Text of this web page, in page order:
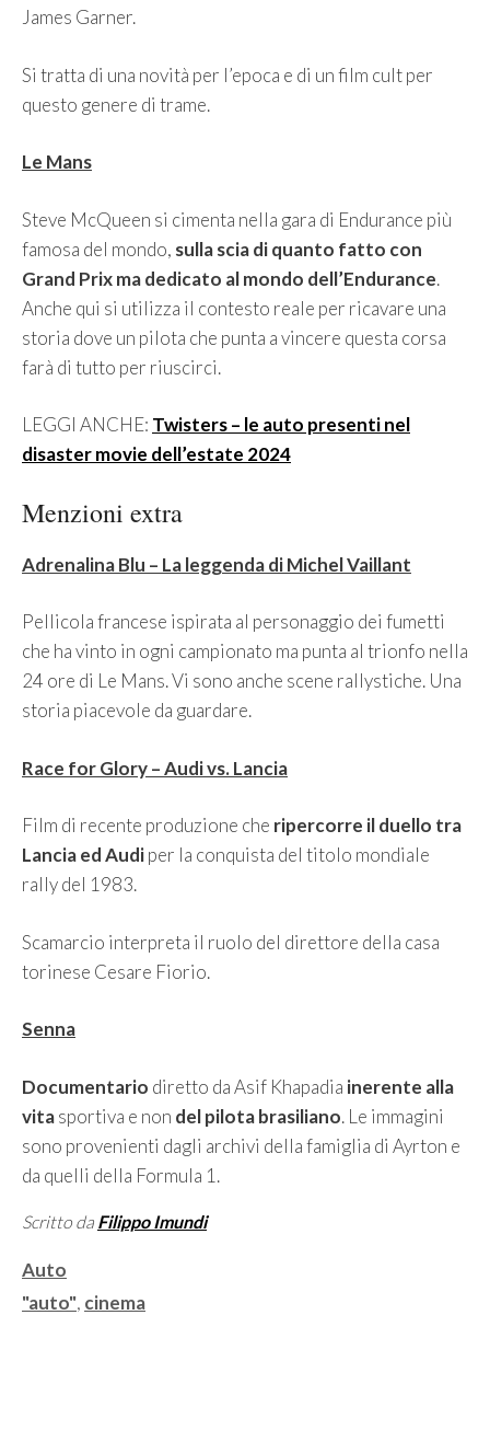
James Garner.
Si tratta di una novità per l’epoca e di un film cult per
questo genere di trame.
Le Mans
Steve McQueen si cimenta nella gara di Endurance più
famosa del mondo, sulla scia di quanto fatto con
Grand Prix ma dedicato al mondo dell’Endurance.
Anche qui si utilizza il contesto reale per ricavare una
storia dove un pilota che punta a vincere questa corsa
farà di tutto per riuscirci.
LEGGI ANCHE: Twisters – le auto presenti nel
disaster movie dell’estate 2024
Menzioni extra
Adrenalina Blu – La leggenda di Michel Vaillant
Pellicola francese ispirata al personaggio dei fumetti
che ha vinto in ogni campionato ma punta al trionfo nella
24 ore di Le Mans. Vi sono anche scene rallystiche. Una
storia piacevole da guardare.
Race for Glory – Audi vs. Lancia
Film di recente produzione che ripercorre il duello tra
Lancia ed Audiper la conquista del titolo mondiale
rally del 1983.
Scamarcio interpreta il ruolo del direttore della casa
torinese Cesare Fiorio.
Senna
Documentario diretto da Asif Khapadia inerente alla
vitasportiva e non del pilota brasiliano. Le immagini
sono provenienti dagli archivi della famiglia di Ayrton e
da quelli della Formula 1.
Scritto da Filippo Imundi
Categorie
Auto
Tag
"auto", cinema